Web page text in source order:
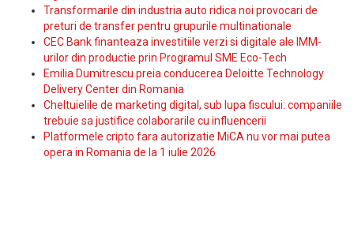
Transformarile din industria auto ridica noi provocari de
preturi de transfer pentru grupurile multinationale
CEC Bank finanteaza investitiile verzi si digitale ale IMM-
urilor din productie prin Programul SME Eco-Tech
Emilia Dumitrescu preia conducerea Deloitte Technology
Delivery Center din Romania
Cheltuielile de marketing digital, sub lupa fiscului: companiile
trebuie sa justifice colaborarile cu influencerii
Platformele cripto fara autorizatie MiCA nu vor mai putea
opera in Romania de la 1 iulie 2026